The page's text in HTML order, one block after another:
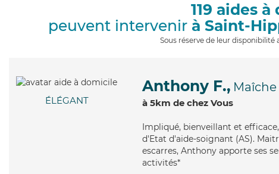
119 aides
peuvent intervenir à Saint-
Sous réserve de leur
ÉLÉGANT
Anthony F., Maîche
à 5km de chez Vous
Impliqué, bienveillant et
d'Etat d'aide-soignant (AS).
escarres, Anthony apporte ses
activités*